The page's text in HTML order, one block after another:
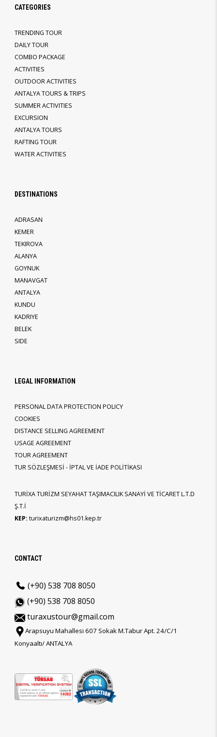
CATEGORIES
TRENDING TOUR
DAILY TOUR
COMBO PACKAGE
ACTIVITIES
OUTDOOR ACTIVITIES
ANTALYA TOURS & TRIPS
SUMMER ACTIVITIES
EXCURSION
ANTALYA TOURS
RAFTING TOUR
WATER ACTIVITIES
DESTINATIONS
ADRASAN
KEMER
TEKIROVA
ALANYA
GOYNUK
MANAVGAT
ANTALYA
KUNDU
KADRIYE
BELEK
SIDE
LEGAL INFORMATION
PERSONAL DATA PROTECTION POLICY
COOKIES
DISTANCE SELLING AGREEMENT
USAGE AGREEMENT
TOUR AGREEMENT
TUR SÖZLEŞMESİ - İPTAL VE İADE POLİTİKASI
TURİXA TURİZM SEYAHAT TAŞIMACILIK SANAYİ VE TİCARET L.T.D
Ş.T.İ
KEP: turixaturizm@hs01.kep.tr
CONTACT
(+90) 538 708 8050
(+90) 538 708 8050
turaxustour@gmail.com
Arapsuyu Mahallesi 607 Sokak M.Tabur Apt. 24/C/1
Konyaaltı/ ANTALYA